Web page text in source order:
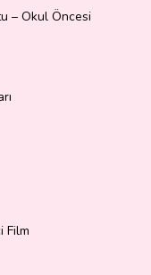
– Okul Öncesi
Film